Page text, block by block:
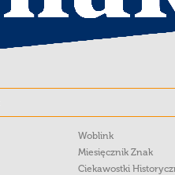
Woblink
Miesięcznik Znak
Ciekawostki